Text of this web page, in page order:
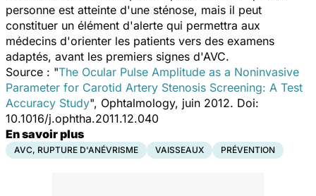
personne est atteinte d'une sténose, mais il peut
constituer un élément d'alerte qui permettra aux
médecins d'orienter les patients vers des examens
adaptés, avant les premiers signes d'AVC.
Source : "The Ocular Pulse Amplitude as a Noninvasive
Parameter for Carotid Artery Stenosis Screening: A Test
Accuracy Study", Ophtalmology, juin 2012. Doi:
10.1016/j.ophtha.2011.12.040
En savoir plus
AVC, RUPTURE D'ANÉVRISME VAISSEAUX PRÉVENTION